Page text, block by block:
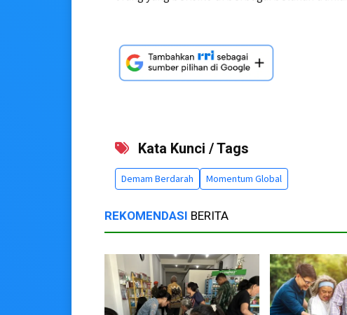
Kata Kunci / Tags
Demam Berdarah Momentum Global
REKOMENDASI BERITA